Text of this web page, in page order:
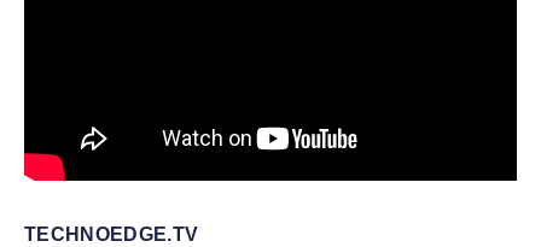
TECHNOEDGE.TV